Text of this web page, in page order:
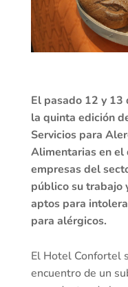
El pasado 12 y 13
la quinta edición
Servicios para
Alimentarias en
empresas del
público su trabajo
aptos para
para alérgicos.
El Hotel Confortel
encuentro de un